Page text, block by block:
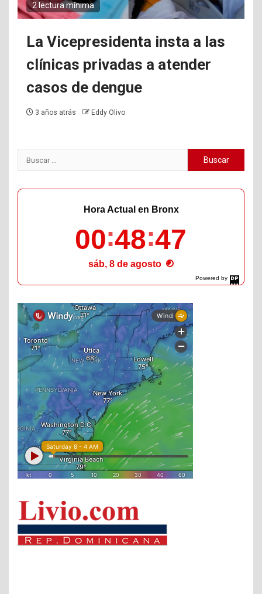
2 lectura mínima
La Vicepresidenta insta a las
clínicas privadas a atender
casos de dengue
3 años atrás Eddy Olivo
Buscar:
Powered by
DaysPedia.com
Hora Actual en Bronx
00 48 48
sáb, 8 de agosto